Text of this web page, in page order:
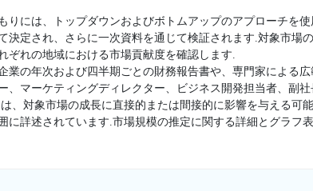
りには、トップダウンおよびボトムアップのアプローチを
決定され、さらに一次資料を通じて検証されます.対象市場
ぞれの地域における市場貢献度を確認します.
業の年次および四半期ごとの財務報告書や、専門家による
、マーケティングディレクター、ビジネス開発担当者、副
、対象市場の成長に直接的または間接的に影響を与える可
に詳述されています.市場規模の推定に関する詳細とグラフ